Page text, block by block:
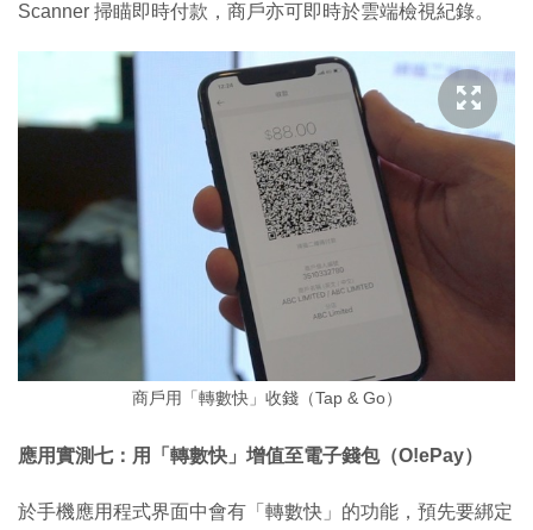
Scanner 掃瞄即時付款，商戶亦可即時於雲端檢視紀錄。
商戶用「轉數快」收錢（Tap & Go）
應用實測七：用「轉數快」增值至電子錢包（O!ePay）
於手機應用程式界面中會有「轉數快」的功能，預先要綁定